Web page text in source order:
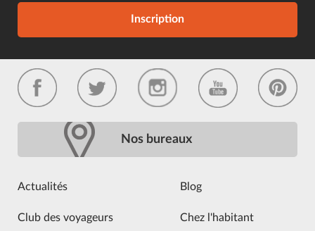
Inscription
Nos bureaux
Actualités Blog
Club des voyageurs Chez l'habitant